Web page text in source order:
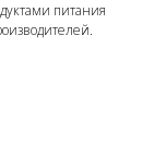
питания